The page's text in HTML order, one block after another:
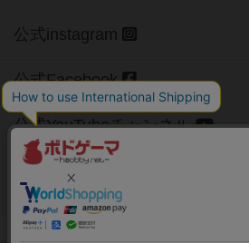
公式instagram
公式Facebook
公式YouTubeチャンネル